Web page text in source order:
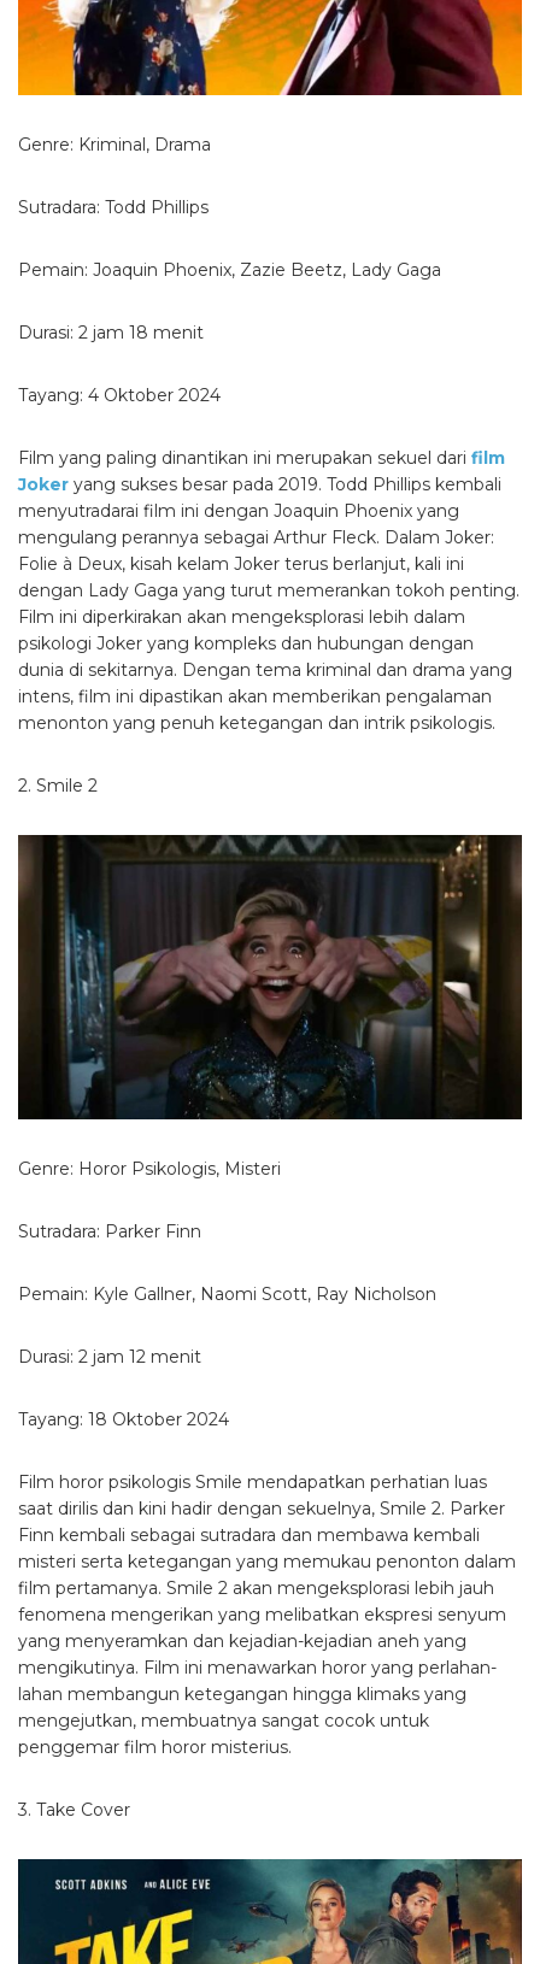
Genre: Kriminal, Drama
Sutradara: Todd Phillips
Pemain: Joaquin Phoenix, Zazie Beetz, Lady Gaga
Durasi: 2 jam 18 menit
Tayang: 4 Oktober 2024
Film yang paling dinantikan ini merupakan sekuel dari film
Joker yang sukses besar pada 2019. Todd Phillips kembali
menyutradarai film ini dengan Joaquin Phoenix yang
mengulang perannya sebagai Arthur Fleck. Dalam Joker:
Folie à Deux, kisah kelam Joker terus berlanjut, kali ini
dengan Lady Gaga yang turut memerankan tokoh penting.
Film ini diperkirakan akan mengeksplorasi lebih dalam
psikologi Joker yang kompleks dan hubungan dengan
dunia di sekitarnya. Dengan tema kriminal dan drama yang
intens, film ini dipastikan akan memberikan pengalaman
menonton yang penuh ketegangan dan intrik psikologis.
2. Smile 2
Genre: Horor Psikologis, Misteri
Sutradara: Parker Finn
Pemain: Kyle Gallner, Naomi Scott, Ray Nicholson
Durasi: 2 jam 12 menit
Tayang: 18 Oktober 2024
Film horor psikologis Smile mendapatkan perhatian luas
saat dirilis dan kini hadir dengan sekuelnya, Smile 2. Parker
Finn kembali sebagai sutradara dan membawa kembali
misteri serta ketegangan yang memukau penonton dalam
film pertamanya. Smile 2 akan mengeksplorasi lebih jauh
fenomena mengerikan yang melibatkan ekspresi senyum
yang menyeramkan dan kejadian-kejadian aneh yang
mengikutinya. Film ini menawarkan horor yang perlahan-
lahan membangun ketegangan hingga klimaks yang
mengejutkan, membuatnya sangat cocok untuk
penggemar film horor misterius.
3. Take Cover